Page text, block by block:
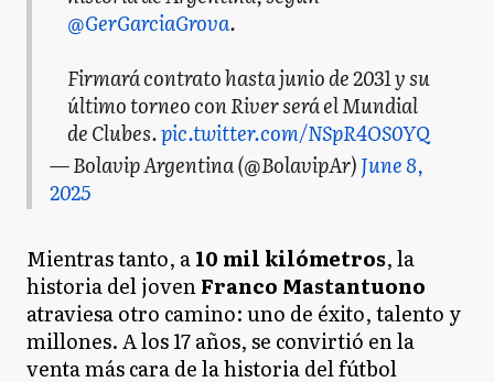
@GerGarciaGrova.
Firmará contrato hasta junio de 2031 y su
último torneo con River será el Mundial
de Clubes.pic.twitter.com/NSpR4OS0YQ
— Bolavip Argentina (@BolavipAr)June 8,
2025
Mientras tanto, a10 mil kilómetros, la
historia del jovenFranco Mastantuono
atraviesa otro camino: uno de éxito, talento y
millones. A los 17 años, se convirtió en la
venta más cara de la historia del fútbol